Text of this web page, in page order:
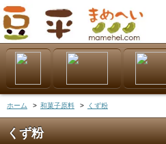
ホーム > 和菓子原料 > くず粉
くず粉